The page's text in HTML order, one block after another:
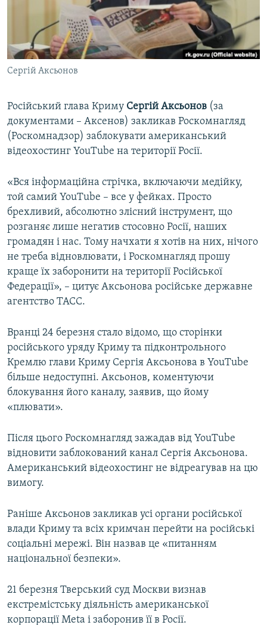
ВІДЕОУРОКИ «ELIFBE»
СВІДЧЕННЯ ОКУПАЦІЇ
УКРАЇНСЬКА ПРОБЛЕМА КРИМУ
ІНФОГРАФІКА
Qırımtatar
ДОЛУЧАЙСЯ!
Усі сайти RFE/RL
Сергій Аксьонов
Російський глава Криму Сергій Аксьонов (за
документами – Аксенов) закликав Роскомнагляд
(Роскомнадзор) заблокувати американський
відеохостинг YouTube на території Росії.
«Вся інформаційна стрічка, включаючи медійку,
той самий YouTube – все у фейках. Просто
брехливий, абсолютно злісний інструмент, що
розганяє лише негатив стосовно Росії, наших
громадян і нас. Тому начхати я хотів на них, нічого
не треба відновлювати, і Роскомнагляд прошу
краще їх заборонити на території Російської
Федерації», – цитує Аксьонова російське державне
агентство ТАСС.
Вранці 24 березня стало відомо, що сторінки
російського уряду Криму та підконтрольного
Кремлю глави Криму Сергія Аксьонова в YouTube
більше недоступні. Аксьонов, коментуючи
блокування його каналу, заявив, що йому
«плювати».
Після цього Роскомнагляд зажадав від YouTube
відновити заблокований канал Сергія Аксьонова.
Американський відеохостинг не відреагував на цю
вимогу.
Раніше Аксьонов закликав усі органи російської
влади Криму та всіх кримчан перейти на російські
соціальні мережі. Він назвав це «питанням
національної безпеки».
21 березня Тверський суд Москви визнав
екстремістську діяльність американської
корпорації Meta і заборонив її в Росії.